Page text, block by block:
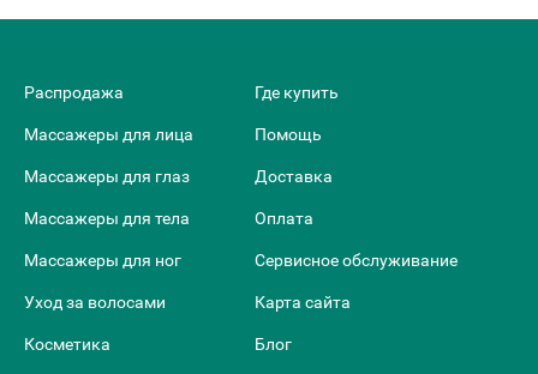
Распродажа
Массажеры для лица
Массажеры для глаз
Массажеры для тела
Массажеры для ног
Уход за волосами
Косметика
Где купить
Помощь
Доставка
Оплата
Сервисное обслуживание
Карта сайта
Блог